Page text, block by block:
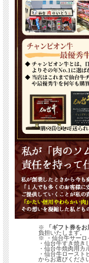
※ 「ギフト券をお
負担いたします。
※ ・仙台牛サーロ
・仙台牛すき焼
・仙台牛焼肉用
・仙台牛ロース
からお選びくださ